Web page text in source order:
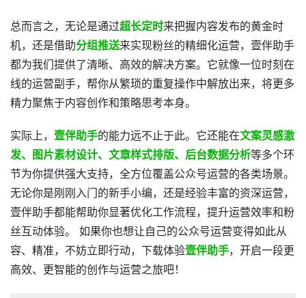
总而言之，无论是通过超长定时来把握内容发布的黄金时
机，还是借助分组推送来实现粉丝的精细化运营，壹伴助手
都为我们提供了清晰、高效的解决方案。它就像一位时刻在
线的运营副手，帮你从繁琐的重复操作中解放出来，将更多
精力聚焦于内容创作和策略思考本身。
实际上， 壹伴助手的能力远不止于此。它还能在文案灵感激
发、图片素材设计、文章样式排版、后台数据分析等多个环
节为你提供强大支持，全方位覆盖公众号运营的各类场景。
无论你是刚刚入门的新手小编，还是经验丰富的资深运营，
壹伴助手都能帮助你显著优化工作流程，提升运营效率和粉
丝互动体验。 如果你也想让自己的公众号运营变得如此从
容、精准，不妨立即行动，下载体验壹伴助手，开启一段更
高效、更智能的创作与运营之旅吧！